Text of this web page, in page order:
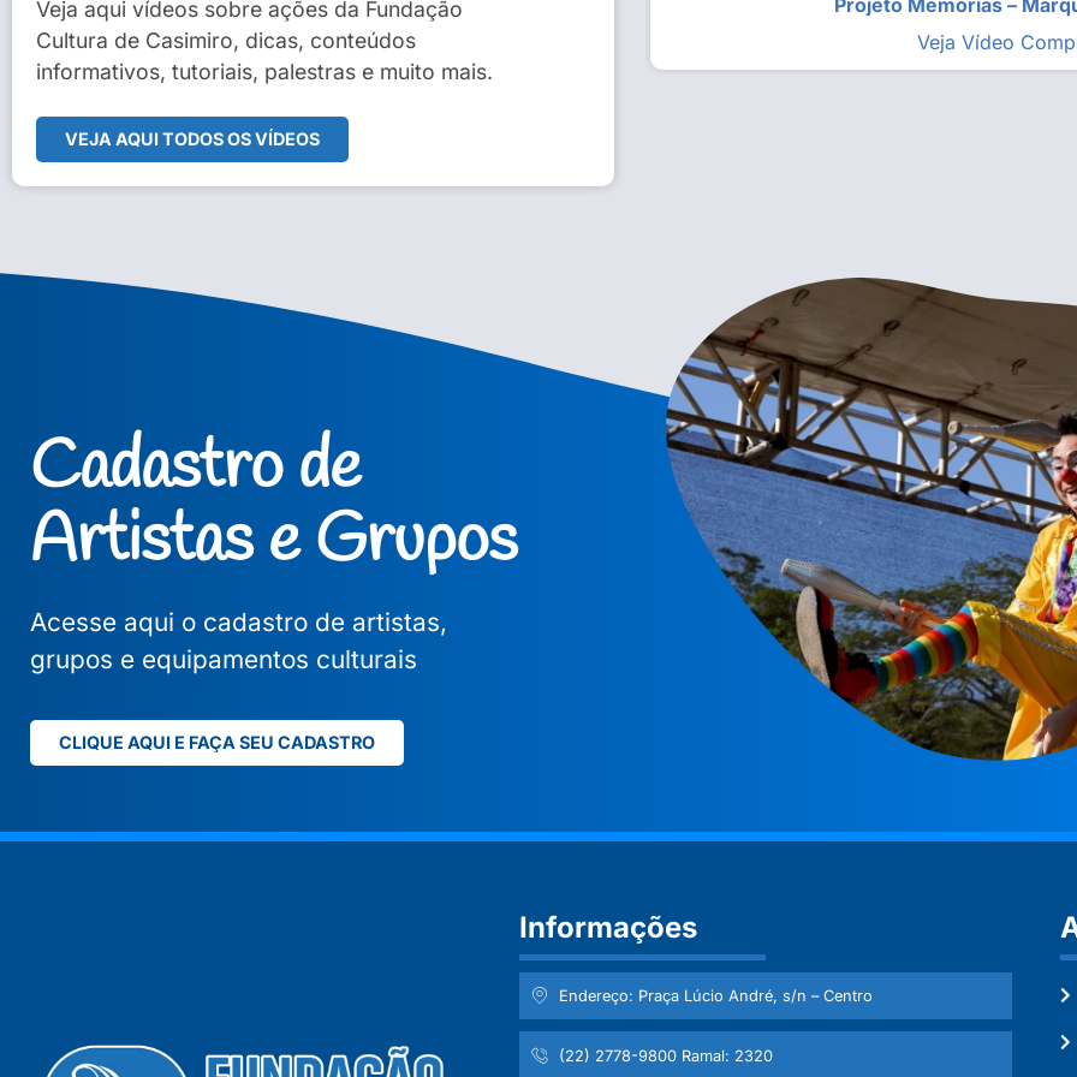
Veja aqui vídeos sobre ações da Fundação
Cultura de Casimiro, dicas, conteúdos
informativos, tutoriais, palestras e muito mais.
VEJA AQUI TODOS OS VÍDEOS
Sidney Macedo de Oliveira
Veja Vídeo Completo
Projeto Memórias –
Veja Vídeo
Cadastro de
Artistas e Grupos
Acesse aqui o cadastro de artistas,
grupos e equipamentos culturais
CLIQUE AQUI E FAÇA SEU CADASTRO
Informações
Endereço: Praça Lúcio André, s/n – Centro
(22) 2778-9800 Ramal: 2320